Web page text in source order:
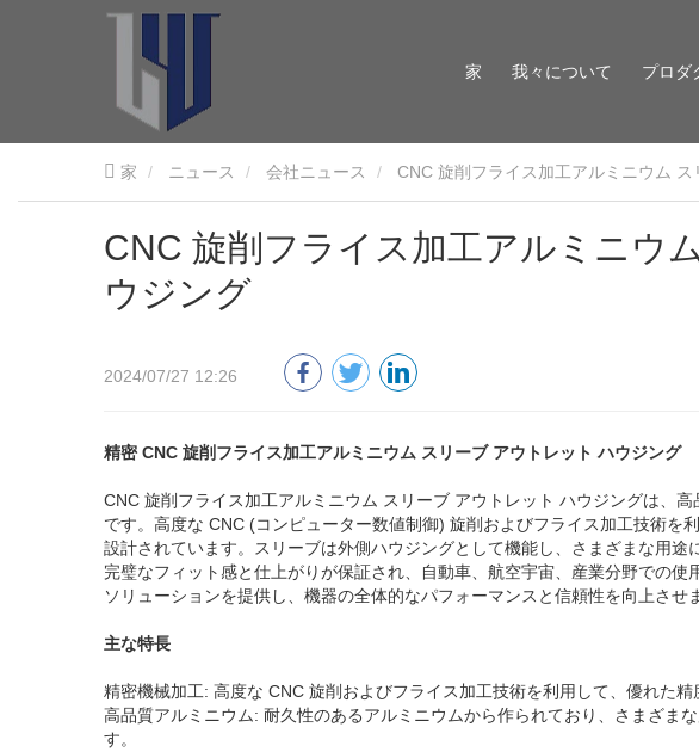
家 我々について プロダ
家 ニュース 会社ニュース CNC 旋削フライス加工アルミニウム
CNC 旋削フライス加工アルミニウ
ウジング
2024/07/27 12:26
精密 CNC 旋削フライス加工アルミニウム スリーブ アウトレット ハウジング
CNC 旋削フライス加工アルミニウム スリーブ アウトレット ハウジングは、
です。高度な CNC (コンピューター数値制御) 旋削およびフライス加工技術を
設計されています。スリーブは外側ハウジングとして機能し、さまざまな用
完璧なフィット感と仕上がりが保証され、自動車、航空宇宙、産業分野での
ソリューションを提供し、機器の全体的なパフォーマンスと信頼性を向上させ
主な特長
精密機械加工: 高度な CNC 旋削およびフライス加工技術を利用して、優れた精
高品質アルミニウム: 耐久性のあるアルミニウムから作られており、さまざま
す。